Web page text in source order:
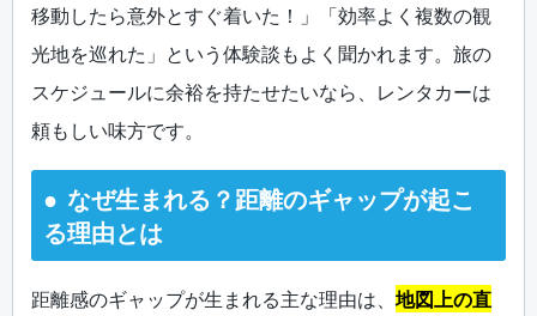
移動したら意外とすぐ着いた！」「効率よく複数の観
光地を巡れた」という体験談もよく聞かれます。旅の
スケジュールに余裕を持たせたいなら、レンタカーは
頼もしい味方です。
なぜ生まれる？距離のギャップが起こ
る理由とは
距離感のギャップが生まれる主な理由は、 地図上の直